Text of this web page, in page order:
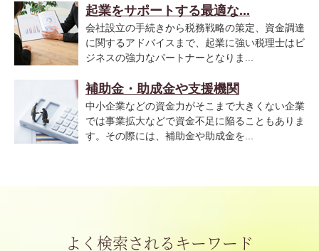
起業をサポートする最適な...
会社設立の手続きから税務戦略の策定、資金調達
に関するアドバイスまで、起業に強い税理士はビ
ジネスの強力なパートナーとなりま...
補助金・助成金や支援機関
中小企業などの資金力がそこまで大きくない企業
では事業拡大などで資金不足に陥ることもありま
す。その際には、補助金や助成金を...
よく検索されるキーワード